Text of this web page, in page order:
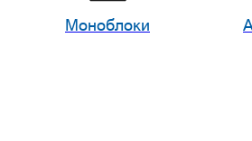
Моноблоки